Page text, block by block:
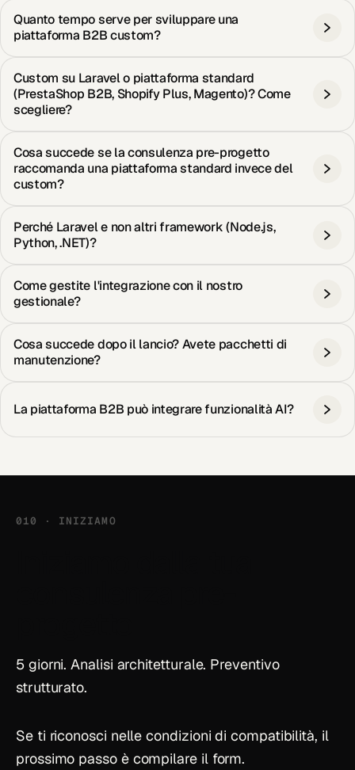
Quanto tempo serve per sviluppare una
piattaforma B2B custom?
Custom su Laravel o piattaforma standard
(PrestaShop B2B, Shopify Plus, Magento)? Come
scegliere?
Cosa succede se la consulenza pre-progetto
raccomanda una piattaforma standard invece del
custom?
Perché Laravel e non altri framework (Node.js,
Python, .NET)?
Come gestite l'integrazione con il nostro
gestionale?
Cosa succede dopo il lancio? Avete pacchetti di
manutenzione?
La piattaforma B2B può integrare funzionalità AI?
010 · INIZIAMO
5 giorni. Analisi architetturale. Preventivo
strutturato.
Se ti riconosci nelle condizioni di compatibilità, il
prossimo passo è compilare il form.